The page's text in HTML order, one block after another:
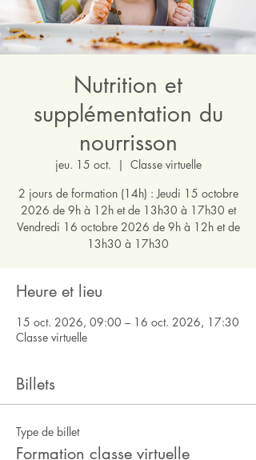
Nutrition et
supplémentation du
nourrisson
jeu. 15 oct.
  |
Classe virtuelle
2 jours de formation (14h) : Jeudi 15 octobre
2026 de 9h à 12h et de 13h30 à 17h30 et
Vendredi 16 octobre 2026 de 9h à 12h et de
13h30 à 17h30
Heure et lieu
15 oct. 2026, 09:00 – 16 oct. 2026, 17:30
Classe virtuelle
Billets
Type de billet
Formation classe virtuelle